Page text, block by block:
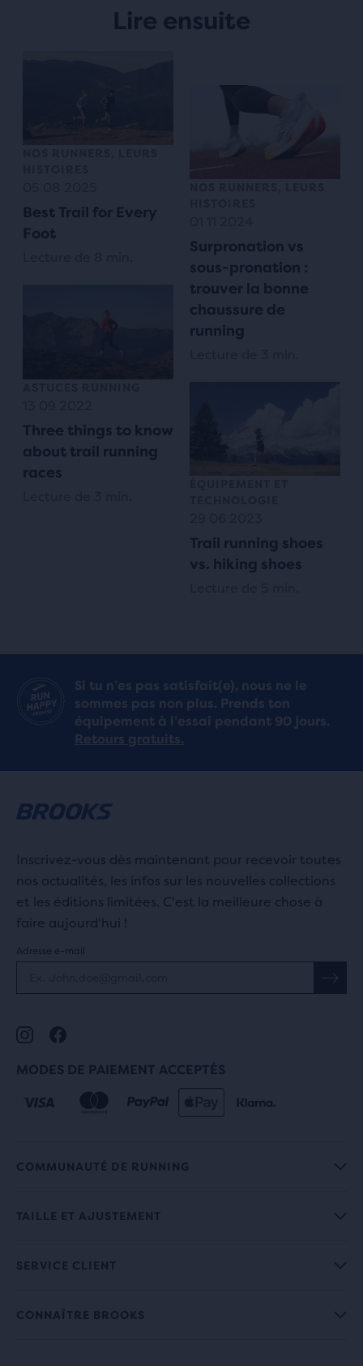
Lire ensuite
Best Trail for Every
Foot
Three things to know
about trail running
races
Surpronation vs
sous-pronation :
trouver la bonne
chaussure de
running
Trail running shoes
vs. hiking shoes
Si tu n’es pas satisfait(e), nous ne le
sommes pas non plus. Prends ton
équipement à l’essai pendant 90 jours.
Retours gratuits.
Inscrivez-vous dès maintenant pour recevoir toutes
nos actualités, les infos sur les nouvelles collections
et les éditions limitées. C'est la meilleure chose à
faire aujourd'hui !
Adresse e-mail
MODES DE PAIEMENT ACCEPTÉS
COMMUNAUTÉ DE RUNNING
TAILLE ET AJUSTEMENT
SERVICE CLIENT
CONNAÎTRE BROOKS